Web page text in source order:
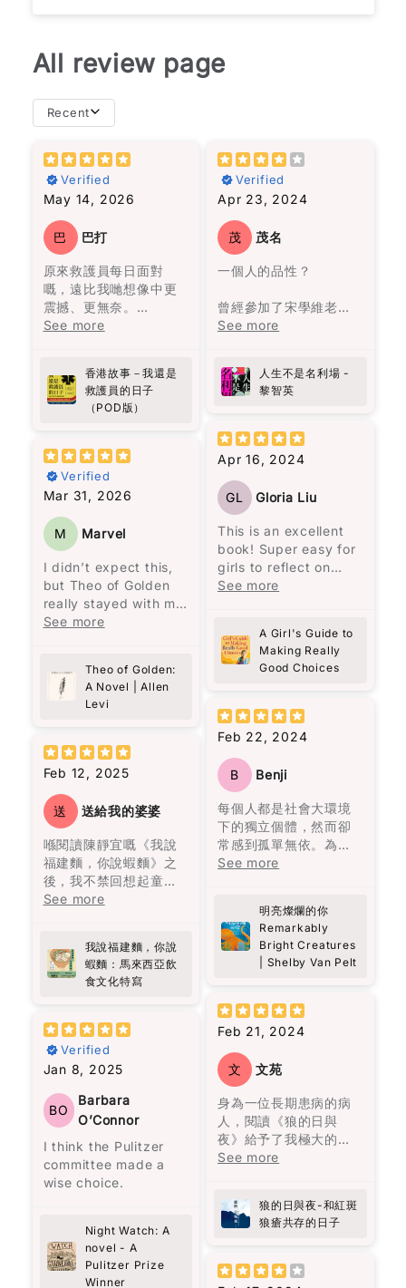
Name *
Email
Feedback *
Write 50 more characters and upload 1 more
photos review for
Add files
(Accepts .gif, .jpg, .png and 5MB limit)
Submit
choice to stay, despite the opportunity to
escape, and her unwavering determination to
persevere. Through Carolijn Visser's vivid
storytelling, I felt as though I was right there
with Selma, experiencing her struggles and
triumphs firsthand. This book is a powerful
reminder of the strength we all possess and
the importance of resilience in the face of
adversity. If you're looking for a compelling
read that will leave you inspired, "Selma" is
definitely worth picking up.
All review page
Recent
Verified
May 14, 2026
巴 巴打
原來救護員每日面對
嘅，遠比我哋想像中更
震撼、更無奈。
作者用真實經歷寫出香
命同人性。
向救護員致敬!
See more
香港故事－我還是
救護員的日子
（POD版）
Verified
Mar 31, 2026
M Marvel
I didn’t expect this,
but Theo of Golden
really stayed with me.
There’s something
almost unreal, but in
a good way. Like
someone you wish
one point I even
thought—this is like
looking at “the face
of heaven.” And yes,
I kind of hope this
becomes a movie
someday.
It’s the debut novel
come from a typical
writing background
(he was a songwriter
somehow makes it
more special. You can
feel that it wasn’t
written to impress—it
feels personal.
What surprised me
most is how the book
quietly changes the
way you think. It’s
you pause. I caught
myself thinking…
when was the last
See more
Theo of Golden:
A Novel | Allen
Levi
Feb 12, 2025
送 送給我的婆婆
喺閱讀陳靜宜嘅《我說
福建麵，你說蝦麵》之
後，我不禁回想起童年
嘅美好回憶。每逢放
麵，嗰股熟悉嘅香味，
好似時光倒流咁，令我
又重新感受到當時嘅溫
呢本書唔單止係講述福
建麵同蝦麵嘅歷史同文
化，佢深入探討咗馬來
西亞獨特嘅飲食文化，
尤其係呢兩種麵嘅起源
像係一段旅程，帶領我
穿越咗過去，重新認識
自己嘅家鄉味。
陳靜宜以細膩又生動嘅
筆觸，描寫咗馬來西亞
多元文化嘅飲食特色，
仲透過比較台灣同周邊
See more
我說福建麵，你說
蝦麵：馬來西亞飲
食文化特寫
Verified
Jan 8, 2025
BO
Barbara
O’Connor
I think the Pulitzer
committee made a
wise choice.
Night Watch: A
novel - A
Pulitzer Prize
Winner
resilience in the face
of adversity. If you're
looking for a
compelling read that
will leave you
inspired, "Selma" is
definitely worth
中的經歷中得出的結論
是，不必太在意這些關
係，看他們的經歷就足
夠了。
故事圍繞著一個在沼澤
旁的村莊——馬孔多的
奧雷里亞諾帶領一群人
來到此地，決定在這裡
一開始我不太適應這種
說書人的敍述方式。但
被流暢無阻的敍述方式
所吸引，人物視角轉換
快的閱讀體驗，讓我完
全沉浸在馬孔多興衰與
奧雷里亞諾一家的經歷
之中。
馬奎斯的敍述風格給我
個寂靜的夜晚，依著一
盞忽明忽暗的燭光，悠
悠地回憶著一個已被人
音、悲慘的氣息、熾熱
的慾望、漫長的孤獨，
都在老者的話語間一一
呈現，那個曾經繁榮一
時的地方，最終終歸沉
寂，敵不過自然的摧
毀。
故事述說了奧雷里亞諾
四代人的人生。從出生
敗，從熱鬧到孤獨。很
多人說四代人的名字為
何都要起一樣的，在我
看來，這是一代又一代
重覆著上一代的經歷，
但最終都以失敗衰亡告
終。
無論如何努力，既定的
命運從一開始就注定
了，這是一種非常悲觀
的想法，但也是作者想
要傳達的信息，這與他
密切相關。
烏爾蘇拉是近親結婚，
Verified
Apr 23, 2024
茂 茂名
一個人的品性？
曾經參加了宋學維老師
的線上課程，聽到他對
決定找來《人生不是名
利場》一書閱讀。這本
分為兩部分，第一部分
是32篇關於人生感悟的
文章，第二部分是26篇
時事評論。這本書沒有
傳統的序言或導讀，讓
讀者可以與作者對話，
重新認識黎智英。
黎智英將自己七歲時的
經歷與兒子的相比，認
人生哲理只是老生常談
的迷信。”（頁25）他強
調，造就一個人的不是
例如，他到香港後很少
看中文書，因為“學英文
有飯吃，有空只會拿著
英文書刨，有飯吃緊
要。”（頁37）他的批判
性思考、功利而不唯
利、專注自律，都顯示
了他的人格特質。
雖然黎智英自述讀書不
值得借鑒。例如，“風平
浪靜嘻嘻哈哈你看不到
一個人的底蘊，只有到
了困境逼迫下你才看見
可以做為“疾風知勁
草”的白話改寫。在他的
文字中，還能感受到視
覺與味覺的描寫，如“與
她走在街上路人的注目
禮下，我恍若走進時光
隧道，聞到四十多年
前，紐約心儀的女生透
發的氣味。”（頁261）
中，他強調：“別人要看
的我做到又怎麼樣？又
裝著說的。說的不是我
See more
人生不是名利場 -
黎智英
Apr 16, 2024
GL Gloria Liu
This is an excellent
book! Super easy for
girls to reflect on
what they are, who
Elizabeth George is
excellent at
reflecting, while girls
God and become a
better person with a
better childhood! I
really recommend this
book!!!
See more
A Girl's Guide to
Making Really
Good Choices
Feb 22, 2024
B Benji
每個人都是社會大環境
下的獨立個體，然而卻
常感到孤單無依。為了
擺脫這份寂寞，我們努
然而，當這些依賴消失
時，內心彷彿被陰雲籠
罩，心靈變得陰霾。寂
寞、孤獨、渴望疏離成
此，只需要一點點的善
意和慈悲，就能為多年
的陰霾帶來一絲陽光。
主角托娃的過去充滿悲
傷，如同一層沉重的陰
霾籠罩她的生命。她內
心的孤獨讓人感到共
鳴。卡麥隆雖然外表像
的態度，就像微小的火
花，等待一個善意和信
明亮指引。章魚的溫柔
彷彿陽光穿透了那些陰
See more
明亮燦爛的你
Remarkably
Bright Creatures
| Shelby Van Pelt
Feb 21, 2024
文 文苑
身為一位長期患病的病
人，閱讀《狼的日與
夜》給予了我極大的慰
藉，感覺自己在漫漫治
享，尤其是她內心世界
的痛苦，掙扎及堅持。
有曾經歷病痛、正在與
疾病抗爭的人，以及他
See more
狼的日與夜-和紅斑
狼瘡共存的日子